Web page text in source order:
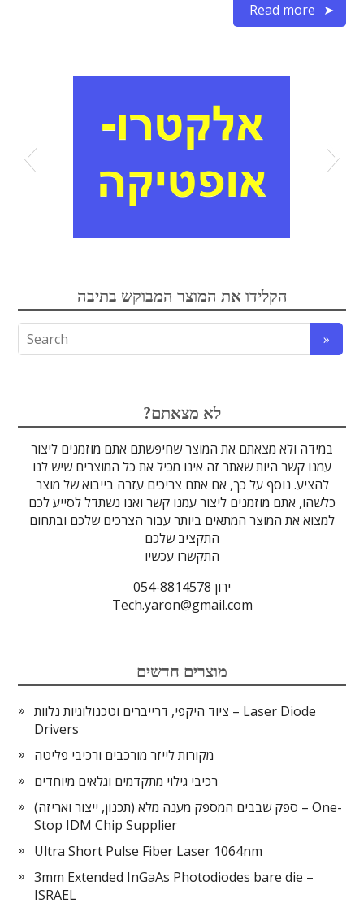
Read more
אופטיקה
אופטומכניקה ובקרת תנועה
סיבים אופטיים
מקורות אור
מוליכי אור
לדים
הדמיה ומצלמות
גלאים וחיישנים
מסננים אופטיים
לייזרים ומוצרי בטיחות לייזר
גבישים
ספקטרוסקופיה
אלקטרוניקה
מיגון קרינה
עדשות
מתקנים לרפואה
טרה-הרץ
מוצרי קוורץ
זכוכיות וציפויים
מוצרים אחרים
הקלידו את המוצר המבוקש בתיבה
?לא מצאתם
במידה ולא מצאתם את המוצר שחיפשתם אתם מוזמנים ליצור
עמנו קשר היות שאתר זה אינו מכיל את כל המוצרים שיש לנו
להציע. נוסף על כך, אם אתם צריכים עזרה בייבוא של מוצר
כלשהו, אתם מוזמנים ליצור עמנו קשר ואנו נשתדל לסייע לכם
למצוא את המוצר המתאים ביותר עבור הצרכים שלכם ובתחום
התקציב שלכם
התקשרו עכשיו
ירון 054-8814578
Tech.yaron@gmail.com
מוצרים חדשים
ציוד היקפי, דרייברים וטכנולוגיות נלוות – Laser Diode
Drivers
מקורות לייזר מורכבים ורכיבי פליטה
רכיבי גילוי מתקדמים וגלאים מיוחדים
ספק שבבים המספק מענה מלא (תכנון, ייצור ואריזה) – One-
Stop IDM Chip Supplier
Ultra Short Pulse Fiber Laser 1064nm
3mm Extended InGaAs Photodiodes bare die –
ISRAEL